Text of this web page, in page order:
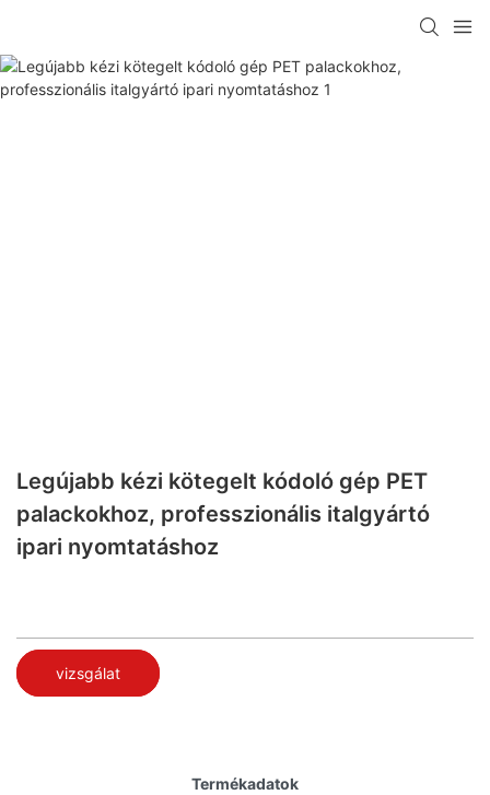
Legújabb kézi kötegelt kódoló gép PET
palackokhoz, professzionális italgyártó
ipari nyomtatáshoz
vizsgálat
Termékadatok